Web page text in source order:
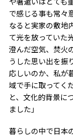
で感じる事も常々
なると実家の敷地
て光を放っていた
澄んだ空気、焚火
うした思い出を振
応しいのか、私が
域で手に取ってく
と、文化的背景に
ました」
暮らしの中で日本